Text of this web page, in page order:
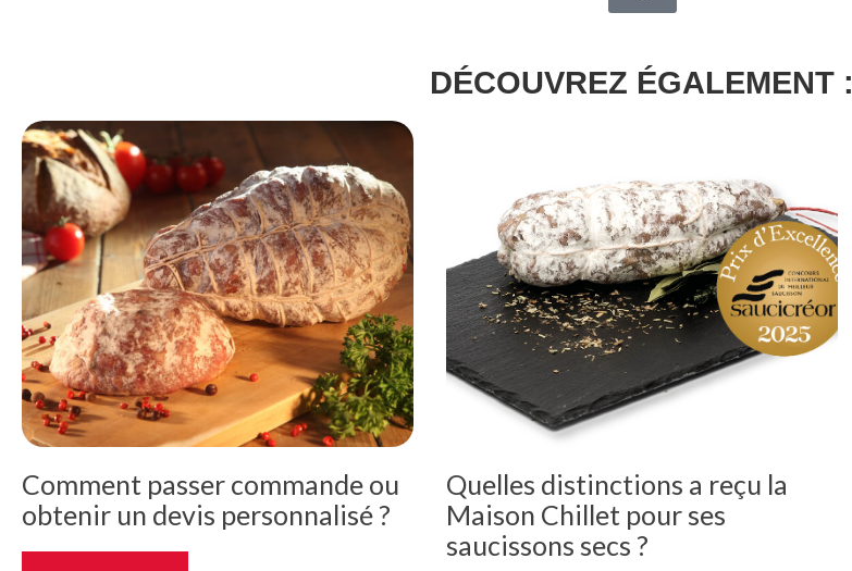
DÉCOUVREZ ÉGALEMENT :
Comment passer commande ou
obtenir un devis personnalisé ?
Quelles distinctions a reçu la
Maison Chillet pour ses
saucissons secs ?